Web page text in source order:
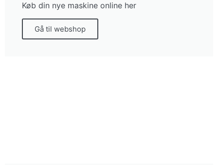
Køb din nye maskine online her
Gå til webshop